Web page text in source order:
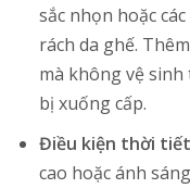
sắc nhọn hoặc
rách da ghế.
mà không vệ
bị xuống cấp.
Điều kiện thời
cao hoặc ánh